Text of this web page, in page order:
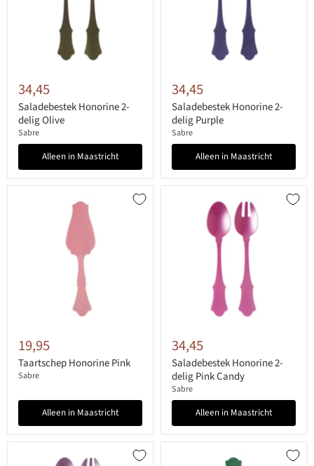
34,45
Saladebestek Honorine 2-
delig Olive
Sabre
Alleen in Maastricht
34,45
Saladebestek Honorine 2-
delig Purple
Sabre
Alleen in Maastricht
19,95
Taartschep Honorine Pink
Sabre
Alleen in Maastricht
34,45
Saladebestek Honorine 2-
delig Pink Candy
Sabre
Alleen in Maastricht